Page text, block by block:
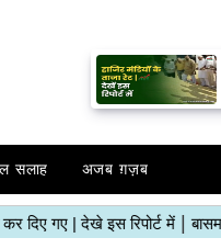
सलाह अजब ग़ज़ब